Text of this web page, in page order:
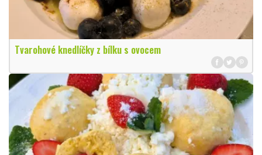
Tvarohové knedlíčky z bílku s ovocem